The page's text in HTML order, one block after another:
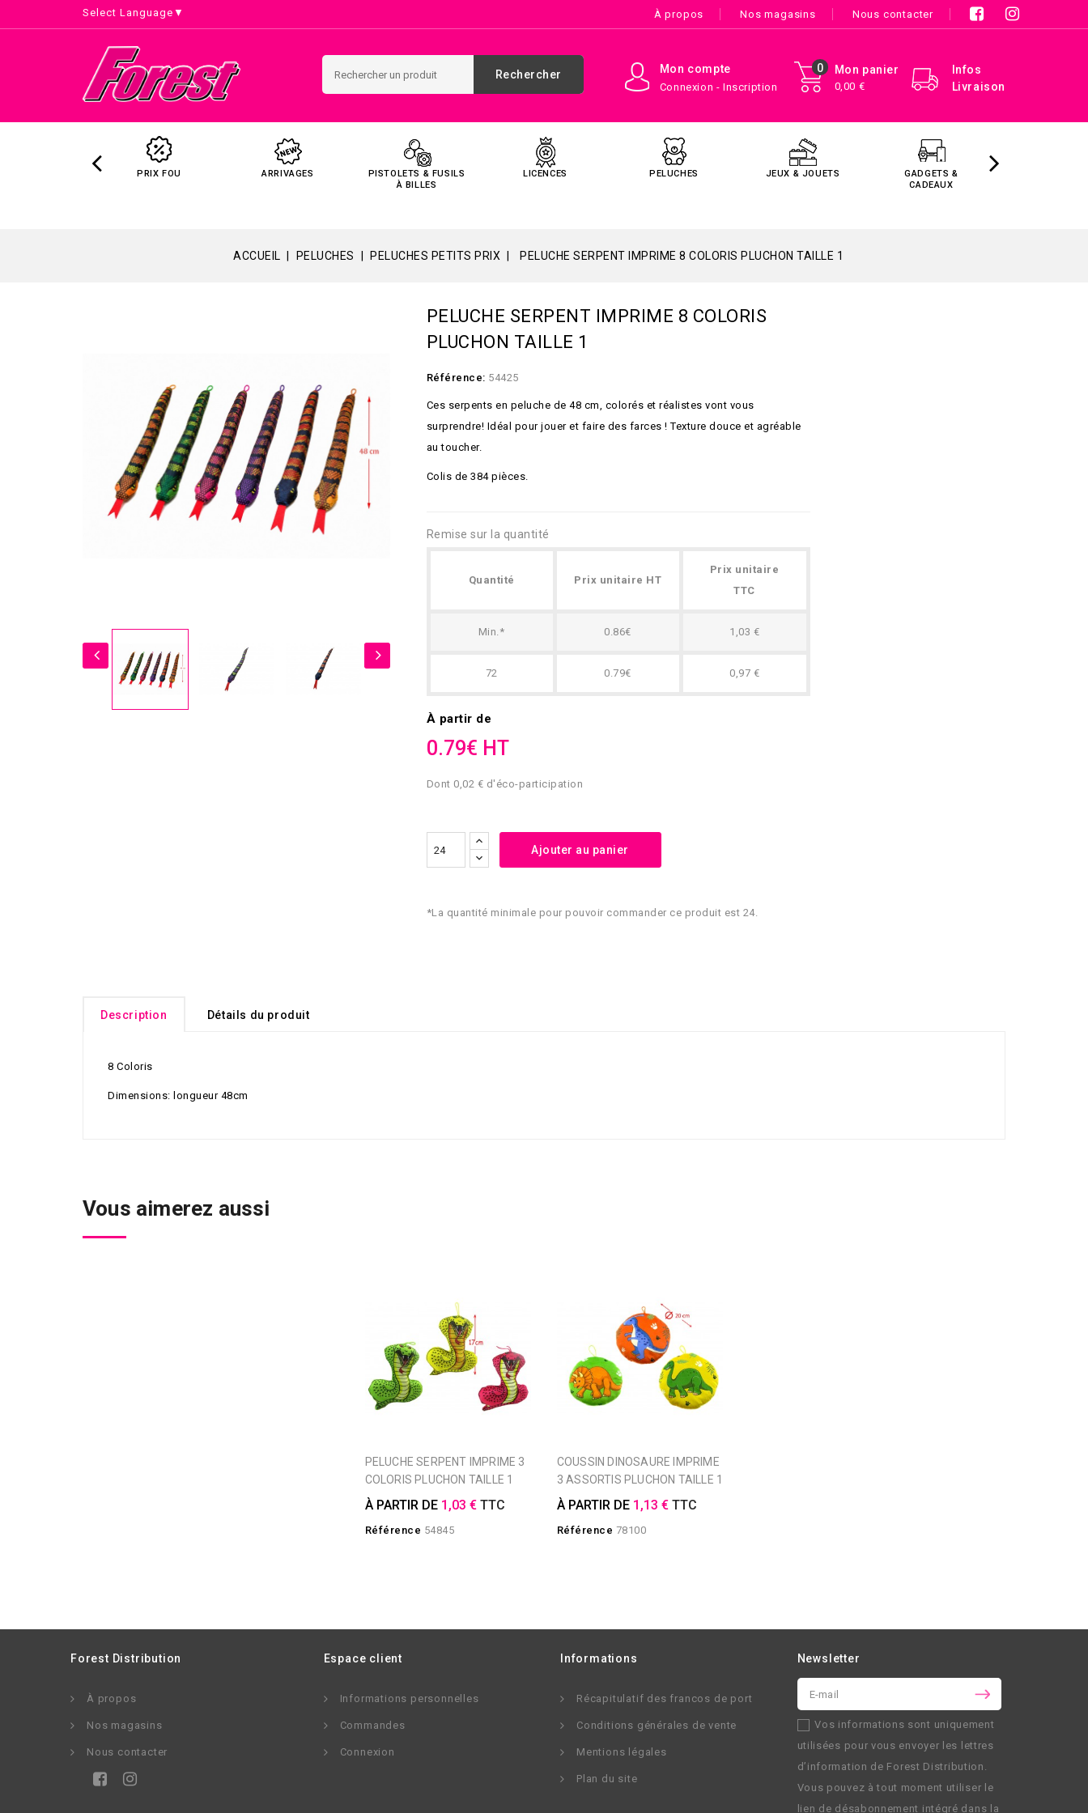
Select Language ▼ À propos Nos magasins Nous contacter
Infos
Livraison
Mon panier
0,00 €
0
Mon compte
Connexion - Inscription
Rechercher
PRIX FOU ARRIVAGES
PISTOLETS & FUSILS
À BILLES
LICENCES PELUCHES JEUX & JOUETS
GADGETS &
CADEAUX
ACCUEIL PELUCHES PELUCHES PETITS PRIX PELUCHE SERPENT IMPRIME 8 COLORIS PLUCHON TAILLE 1
PELUCHE SERPENT IMPRIME 8 COLORIS
PLUCHON TAILLE 1
Référence: 54425
Ces serpents en peluche de 48 cm, colorés et réalistes vont vous
surprendre! Idéal pour jouer et faire des farces ! Texture douce et agréable
au toucher.
Colis de 384 pièces.
Remise sur la quantité
Quantité Prix unitaire HT
Prix unitaire
TTC
Min.* 0.86€ 1,03 €
72 0.79€ 0,97 €
À partir de
0.79€ HT
Dont 0,02 € d'éco-participation
Ajouter au panier
*La quantité minimale pour pouvoir commander ce produit est 24.
Description Détails du produit
8 Coloris
Dimensions: longueur 48cm
Vous aimerez aussi
PELUCHE SERPENT IMPRIME 3
COLORIS PLUCHON TAILLE 1
À PARTIR DE 1,03 € TTC
Référence 54845
COUSSIN DINOSAURE IMPRIME
3 ASSORTIS PLUCHON TAILLE 1
À PARTIR DE 1,13 € TTC
Référence 78100
Forest Distribution
À propos
Nos magasins
Nous contacter
Espace client
Informations personnelles
Commandes
Connexion
Informations
Récapitulatif des francos de port
Conditions générales de vente
Mentions légales
Plan du site
Newsletter
Vos informations sont uniquement
utilisées pour vous envoyer les lettres
d’information de Forest Distribution .
Vous pouvez à tout moment utiliser le
lien de désabonnement intégré dans la